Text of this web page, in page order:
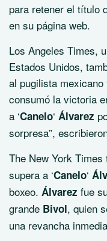
para retener el título
en su página web.
Los Angeles Times,
Estados Unidos,
al pugilista
consumó la victoria
a ‘Canelo‘ Álvarez
sorpresa”,
The New York Times
supera a ‘Canelo‘
boxeo. Álvarez fue
grande Bivol, quien
una revancha